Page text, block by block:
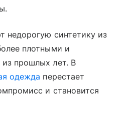
недорогую синтетику из
плотными и
прошлых лет. В
одежда перестает
и становится